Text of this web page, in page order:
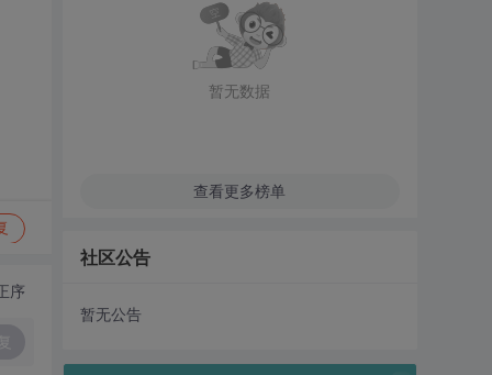
序
暂无数据
查看更多榜单
社区公告
暂无公告